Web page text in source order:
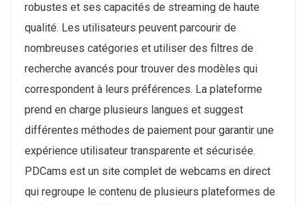
robustes et ses capacités de streaming de haute
qualité. Les utilisateurs peuvent parcourir de
nombreuses catégories et utiliser des filtres de
recherche avancés pour trouver des modèles qui
correspondent à leurs préférences. La plateforme
prend en charge plusieurs langues et suggest
différentes méthodes de paiement pour garantir une
expérience utilisateur transparente et sécurisée.
PDCams est un site complet de webcams en direct
qui regroupe le contenu de plusieurs plateformes de